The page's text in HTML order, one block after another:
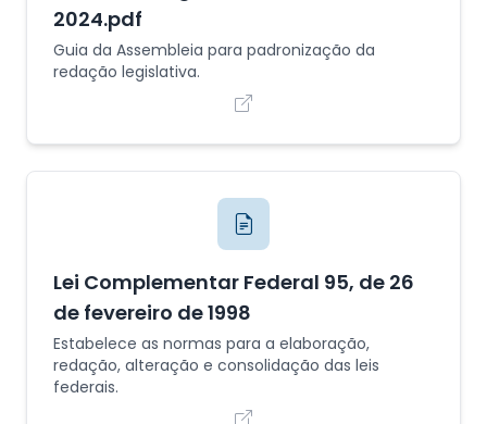
2024.pdf
Guia da Assembleia para padronização da
redação legislativa.
Lei Complementar Federal 95, de 26
de fevereiro de 1998
Estabelece as normas para a elaboração,
redação, alteração e consolidação das leis
federais.